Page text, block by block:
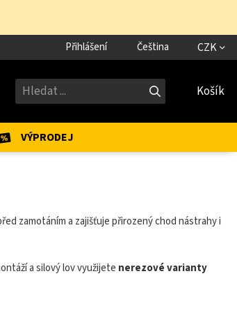
Přihlášení Čeština CZK
Košík
VÝPRODEJ
zamotáním a zajišťuje přirozený chod nástrahy i
a silový lov využijete nerezové varianty